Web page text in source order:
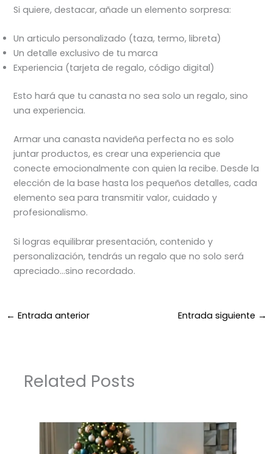
Si quiere, destacar, añade un elemento sorpresa:
Un articulo personalizado (taza, termo, libreta)
Un detalle exclusivo de tu marca
Experiencia (tarjeta de regalo, código digital)
Esto hará que tu canasta no sea solo un regalo, sino
una experiencia.
Armar una canasta navideña perfecta no es solo
juntar productos, es crear una experiencia que
conecte emocionalmente con quien la recibe. Desde la
elección de la base hasta los pequeños detalles, cada
elemento sea para transmitir valor, cuidado y
profesionalismo.
Si logras equilibrar presentación, contenido y
personalización, tendrás un regalo que no solo será
apreciado…sino recordado.
← Entrada anterior Entrada siguiente →
Related Posts